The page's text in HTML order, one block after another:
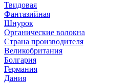
Твидовая
Фантазийная
Шнурок
Органические волокна
Страна производителя
Великобритания
Болгария
Германия
Дания